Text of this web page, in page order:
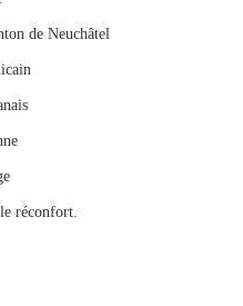
de Neuchâtel
réconfort.